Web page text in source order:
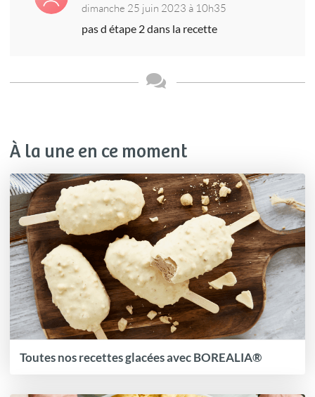
dimanche 25 juin 2023 à 10h35
pas d étape 2 dans la recette
À la une en ce moment
Toutes nos recettes glacées avec BOREALIA®